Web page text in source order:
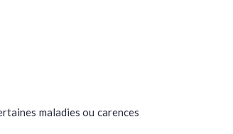
maladies ou carences